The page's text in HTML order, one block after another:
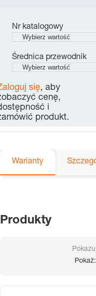
Nr katalogowy
Średnica przewodnik
się, aby
cenę,
i
produkt.
Warianty
Produkty
Pokaż: